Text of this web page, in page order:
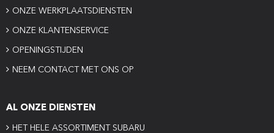
ONZE WERKPLAATSDIENSTEN
ONZE KLANTENSERVICE
OPENINGSTIJDEN
NEEM CONTACT MET ONS OP
AL ONZE DIENSTEN
HET HELE ASSORTIMENT SUBARU